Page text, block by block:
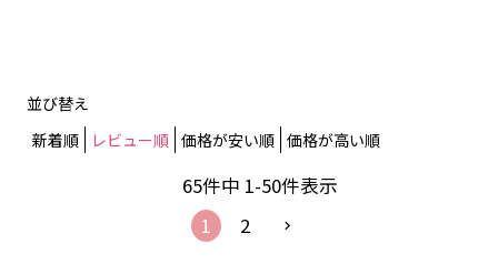
並び替え
新着順
レビュー順 価格が安い順 価格が高い順
65件中 1-50件表示
1
2